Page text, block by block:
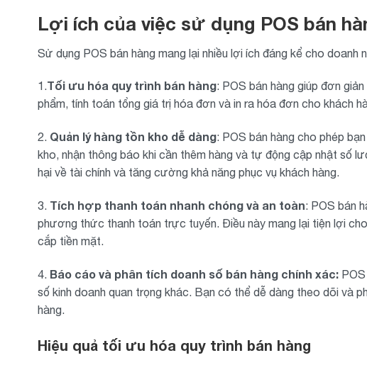
Lợi ích của việc sử dụng POS bán
Sử dụng POS bán hàng mang lại nhiều lợi ích đáng kể cho
1.Tối ưu hóa quy trình bán hàng: POS bán hàng giúp đơn
phẩm, tính toán tổng giá trị hóa đơn và in ra hóa đơn cho khách
2. Quản lý hàng tồn kho dễ dàng: POS bán hàng cho phép
kho, nhận thông báo khi cần thêm hàng và tự động cập nhật số
hại về tài chính và tăng cường khả năng phục vụ khách hàng.
3. Tích hợp thanh toán nhanh chóng và an toàn: POS bán
phương thức thanh toán trực tuyến. Điều này mang lại tiện lợi
cắp tiền mặt.
4. Báo cáo và phân tích doanh số bán hàng chính xác:
số kinh doanh quan trọng khác. Bạn có thể dễ dàng theo dõi và
hàng.
Hiệu quả tối ưu hóa quy trình bán hàng